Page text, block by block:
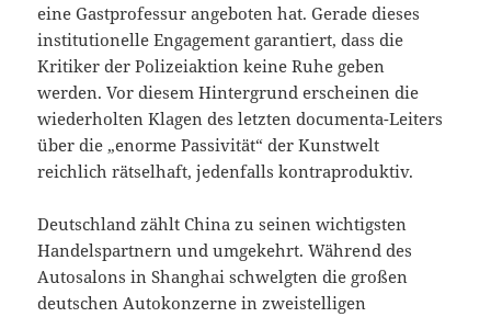
eine Gastprofessur angeboten hat. Gerade dieses
institutionelle Engagement garantiert, dass die
Kritiker der Polizeiaktion keine Ruhe geben
werden. Vor diesem Hintergrund erscheinen die
wiederholten Klagen des letzten documenta-Leiters
über die „enorme Passivität“ der Kunstwelt
reichlich rätselhaft, jedenfalls kontraproduktiv.
Deutschland zählt China zu seinen wichtigsten
Handelspartnern und umgekehrt. Während des
Autosalons in Shanghai schwelgten die großen
deutschen Autokonzerne in zweistelligen